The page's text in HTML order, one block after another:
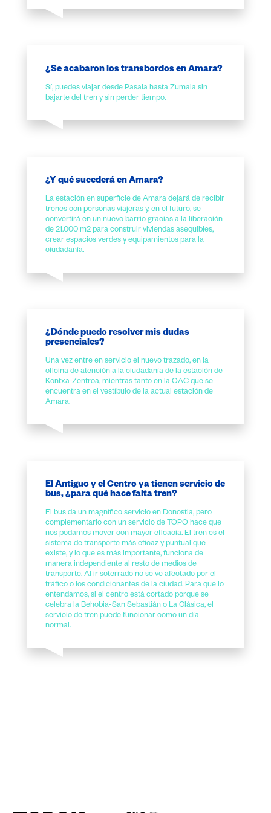
¿Se acabaron los transbordos en Amara?
Sí, puedes viajar desde Pasaia hasta Zumaia sin
bajarte del tren y sin perder tiempo.
¿Y qué sucederá en Amara?
La estación en superficie de Amara dejará de recibir
trenes con personas viajeras y, en el futuro, se
convertirá en un nuevo barrio gracias a la liberación
de 21.000 m2 para construir viviendas asequibles,
crear espacios verdes y equipamientos para la
ciudadanía.
¿Dónde puedo resolver mis dudas
presenciales?
Una vez entre en servicio el nuevo trazado, en la
oficina de atención a la ciudadanía de la estación de
Kontxa-Zentroa, mientras tanto en la OAC que se
encuentra en el vestíbulo de la actual estación de
Amara.
El Antiguo y el Centro ya tienen servicio de
bus, ¿para qué hace falta tren?
El bus da un magnífico servicio en Donostia, pero
complementarlo con un servicio de TOPO hace que
nos podamos mover con mayor eficacia. El tren es el
sistema de transporte más eficaz y puntual que
existe, y lo que es más importante, funciona de
manera independiente al resto de medios de
transporte. Al ir soterrado no se ve afectado por el
tráfico o los condicionantes de la ciudad. Para que lo
entendamos, si el centro está cortado porque se
celebra la Behobia-San Sebastián o La Clásica, el
servicio de tren puede funcionar como un día
normal.